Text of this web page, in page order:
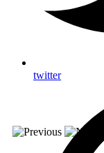
twitter